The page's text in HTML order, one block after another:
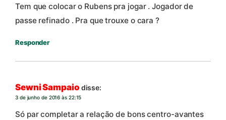
Tem que colocar o Rubens pra jogar . Jogador de
passe refinado . Pra que trouxe o cara ?
Responder
Sewni Sampaio disse:
3 de junho de 2016 às 22:15
Só par completar a relação de bons centro-avantes